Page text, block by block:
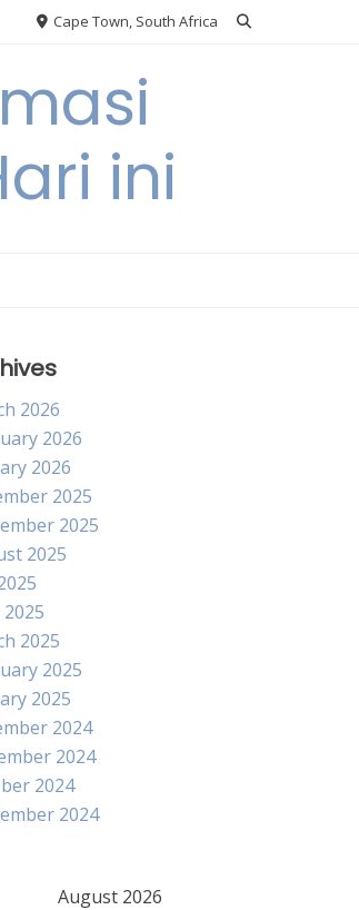
Cape Town, South Africa
ini
2026
2026
2026
2025
2025
2025
2025
2025
2025
2025
2024
2024
2024
2024
August 2026